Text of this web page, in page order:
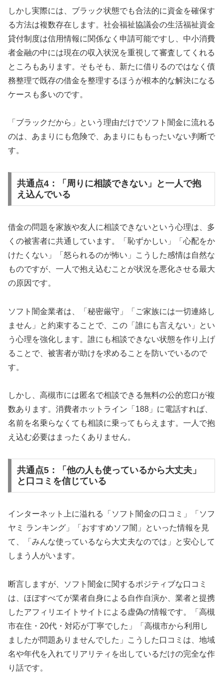
しかし実際には、ブラック状態でも合法的に資金を確保す
る方法は複数存在します。社会福祉協議会の生活福祉資金
貸付制度は信用情報に関係なく申請可能ですし、中小消費
者金融の中には現在の収入状況を重視して審査してくれる
ところもあります。そもそも、新たに借りるのではなく債
務整理で既存の借金を整理するほうが根本的な解決になる
ケースも多いのです。
「ブラックだから」という理由だけでソフト闇金に流れる
のは、あまりにも危険で、あまりにももったいない判断で
す。
共通点4：「周りに相談できない」と一人で抱
え込んでいる
借金の問題を家族や友人に相談できないという心理は、多
くの被害者に共通しています。「恥ずかしい」「心配をか
けたくない」「怒られるのが怖い」こうした感情は自然な
ものですが、一人で抱え込むことが状況を悪化させる最大
の原因です。
ソフト闇金業者は、「秘密厳守」「ご家族には一切連絡し
ません」と約束することで、この「誰にも言えない」とい
う心理を強化します。誰にも相談できない状態を作り上げ
ることで、被害者が助けを求めることを防いでいるので
す。
しかし、高槻市には匿名で相談できる無料の公的窓口が複
数あります。消費者ホットライン「188」に電話すれば、
名前を名乗らなくても相談に乗ってもらえます。一人で抱
え込む必要はまったくありません。
共通点5：「他の人も使っているから大丈夫」
と口コミを信じている
インターネット上に溢れる「ソフト闇金の口コミ」「ソフ
ヤミ ランキング」「おすすめソフ闇」といった情報を見
て、「みんな使っているなら大丈夫なのでは」と安心して
しまう人がいます。
断言しますが、ソフト闇金に関するポジティブな口コミ
は、ほぼすべてが業者自身による自作自演か、業者と提携
したアフィリエイトサイトによる虚偽の情報です。「高槻
市在住・20代・対応が丁寧でした」「高槻市から利用し
ましたが問題ありませんでした」こうした口コミは、地域
名や年代を入れてリアリティを出しているだけの完全な作
り話です。